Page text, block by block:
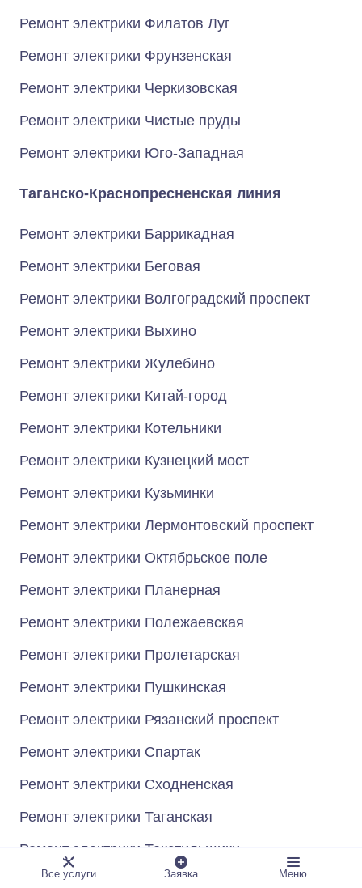
Ремонт электрики Филатов Луг
Ремонт электрики Фрунзенская
Ремонт электрики Черкизовская
Ремонт электрики Чистые пруды
Ремонт электрики Юго-Западная
Таганско-Краснопресненская линия
Ремонт электрики Баррикадная
Ремонт электрики Беговая
Ремонт электрики Волгоградский проспект
Ремонт электрики Выхино
Ремонт электрики Жулебино
Ремонт электрики Китай-город
Ремонт электрики Котельники
Ремонт электрики Кузнецкий мост
Ремонт электрики Кузьминки
Ремонт электрики Лермонтовский проспект
Ремонт электрики Октябрьское поле
Ремонт электрики Планерная
Ремонт электрики Полежаевская
Ремонт электрики Пролетарская
Ремонт электрики Пушкинская
Ремонт электрики Рязанский проспект
Ремонт электрики Спартак
Ремонт электрики Сходненская
Ремонт электрики Таганская
Ремонт электрики Текстильщики
Ремонт электрики Тушинская
Все услуги Заявка Меню